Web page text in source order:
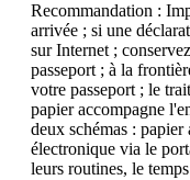
Recommandation :
arrivée ; si une
sur Internet ;
passeport ; à la
votre passeport ; le
papier accompagne
deux schémas :
électronique via le
leurs routines, le